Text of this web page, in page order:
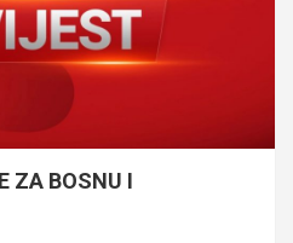
ZA BOSNU I